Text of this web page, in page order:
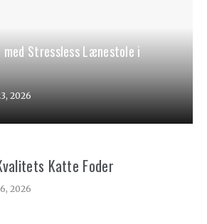
Stressless Lænestole i
2026
Katte Foder
2026